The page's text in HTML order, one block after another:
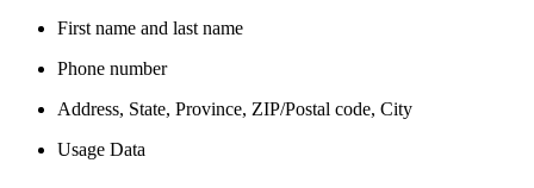
First name and last name
Phone number
Address, State, Province, ZIP/Postal code, City
Usage Data